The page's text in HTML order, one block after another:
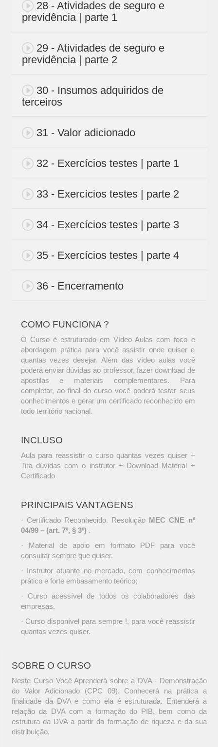
28 - Atividades de seguro e
previdência | parte 1
29 - Atividades de seguro e
previdência | parte 2
30 - Insumos adquiridos de
terceiros
31 - Valor adicionado
32 - Exercícios testes | parte 1
33 - Exercícios testes | parte 2
34 - Exercícios testes | parte 3
35 - Exercícios testes | parte 4
36 - Encerramento
COMO FUNCIONA ?
O Curso é estruturado em Vídeo Aulas com foco e
abordagem prática para você assistir onde quiser e
quantas vezes desejar. Além das vídeo aulas você
poderá enviar dúvidas ao professor, fazer download de
apostilas e materiais complementares. Para
completar, ao final do curso você poderá testar seus
conhecimentos e gerar um certificado reconhecido em
todo território nacional.
INCLUSO
Aula para reassistir o curso quantas vezes quiser +
Tira dúvidas com o instrutor + Download Material +
Certificado
PRINCIPAIS VANTAGENS
· Certificado Reconhecido. Resolução MEC CNE nº
04/99 – (art. 7º, § 3º) .
· Material de apoio em formato PDF para você
consultar sempre que quiser.
· Instrutor atuante no mercado, com conhecimentos
prático e forte embasamento teórico;
· Curso acessível de todos os colaboradores das
empresas.
· Curso disponível para sempre !, para você reassistir
quantas vezes quiser.
SOBRE O CURSO
Neste Curso Você Aprenderá sobre a DVA - Demonstração
do Valor Adicionado (CPC 09). Conhecerá na prática a
finalidade da DVA e como ela é estruturada. Entenderá a
relação da DVA com a formação do PIB, bem como da
estrutura da DVA a partir da formação de riqueza e da sua
distribuição.